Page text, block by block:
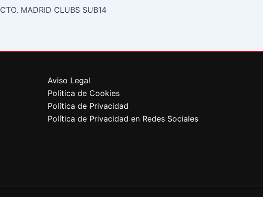
CTO. MADRID CLUBS SUB14
Aviso Legal
Política de Cookies
Política de Privacidad
Política de Privacidad en Redes Sociales